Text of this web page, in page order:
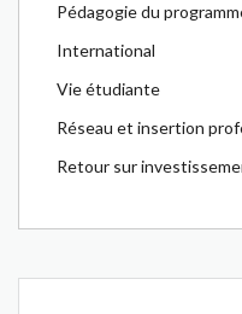
Pédagogie du
International
Vie étudiante
Réseau et insertion
Retour sur